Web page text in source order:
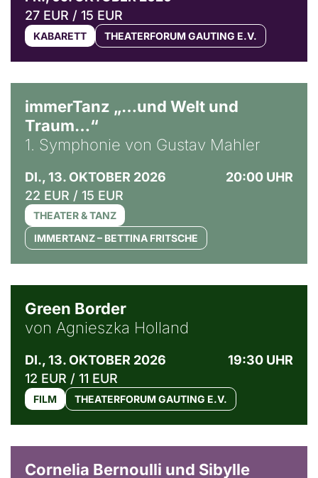
27 EUR / 15 EUR
KABARETT THEATERFORUM GAUTING E.V.
immerTanz „…und Welt und
Traum…“
1. Symphonie von Gustav Mahler
DI., 13. OKTOBER 2026
20:00 UHR
22 EUR / 15 EUR
THEATER & TANZ
IMMERTANZ – BETTINA FRITSCHE
Green Border
von Agnieszka Holland
DI., 13. OKTOBER 2026
19:30 UHR
12 EUR / 11 EUR
FILM THEATERFORUM GAUTING E.V.
Cornelia Bernoulli und Sibylle